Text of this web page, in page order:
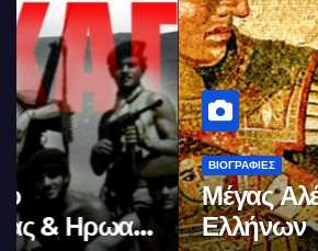
ΒΙΟΓΡΑΦΊΕΣ
Μέγας Αλέξανδρος: Ο
Ελλήνων